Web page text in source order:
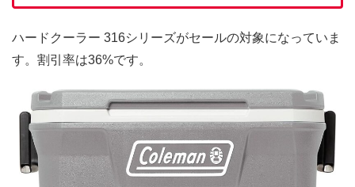
ハードクーラー 316シリーズがセールの対象になっていま
す。割引率は36%です。